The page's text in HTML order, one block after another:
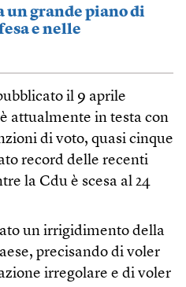
un grande piano di
e nelle
il 9 aprile
attualmente in testa con
di voto, quasi cinque
record delle recenti
la Cdu è scesa al 24
un irrigidimento della
precisando di voler
irregolare e di voler